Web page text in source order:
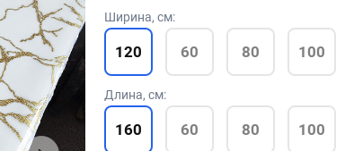
Ширина, см:
120 60 80 100
Длина, см:
160 60 80 100